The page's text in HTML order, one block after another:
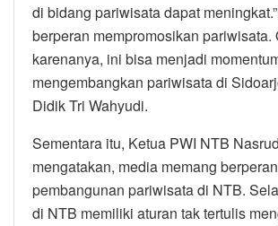
di bidang pariwisata dapat
berperan mempromosikan pariwisata.
karenanya, ini bisa menjadi
mengembangkan pariwisata di
Didik Tri Wahyudi.
Sementara itu, Ketua PWI NTB
mengatakan, media memang
pembangunan pariwisata di NTB.
di NTB memiliki aturan tak tertulis